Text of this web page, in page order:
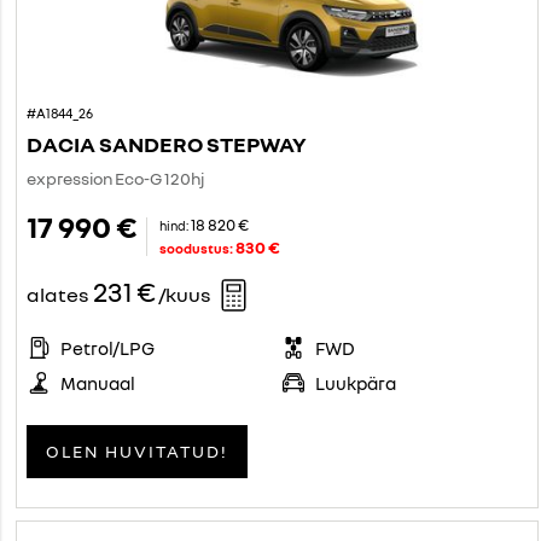
#A1844_26
DACIA SANDERO STEPWAY
expression Eco-G 120hj
17 990 € hind: 18 820 €
soodustus:830 €
alates 231 €/kuus
Petrol/LPG
FWD
Manuaal
Luukpära
OLEN HUVITATUD!